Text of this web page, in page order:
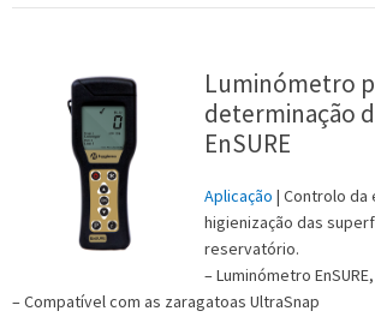
Luminómetro
determinação
EnSURE
Aplicação | Controlo da
higienização das
reservatório.
– Luminómetro
– Compatível com as zaragatoas UltraSnap